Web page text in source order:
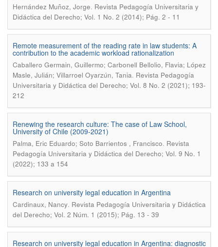
Hernández Muñoz, Jorge. Revista Pedagogía Universitaria y
Didáctica del Derecho; Vol. 1 No. 2 (2014); Pág. 2 - 11
Remote measurement of the reading rate in law students: A
contribution to the academic workload rationalization
Caballero Germain, Guillermo; Carbonell Bellolio, Flavia; López
Masle, Julián; Villarroel Oyarzún, Tania. Revista Pedagogía
Universitaria y Didáctica del Derecho; Vol. 8 No. 2 (2021); 193-
212
Renewing the research culture: The case of Law School,
University of Chile (2009-2021)
Palma, Eric Eduardo; Soto Barrientos , Francisco. Revista
Pedagogía Universitaria y Didáctica del Derecho; Vol. 9 No. 1
(2022); 133 a 154
Research on university legal education in Argentina
Cardinaux, Nancy. Revista Pedagogía Universitaria y Didáctica
del Derecho; Vol. 2 Núm. 1 (2015); Pág. 13 - 39
Research on university legal education in Argentina: diagnostic